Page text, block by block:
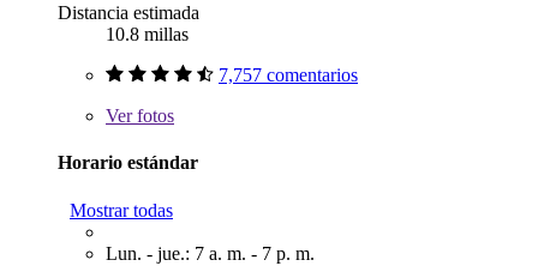
Distancia estimada
10.8 millas
7,757 comentarios
Verfotos
Horario estándar
Mostrar todas
Lun. - jue.: 7 a. m. - 7 p. m.